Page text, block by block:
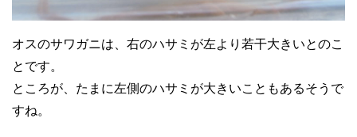
オスのサワガニは、右のハサミが左より若干大きいとのこ
とです。
ところが、たまに左側のハサミが大きいこともあるそうで
すね。